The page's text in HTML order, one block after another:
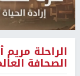
الراحلة
الصحافة